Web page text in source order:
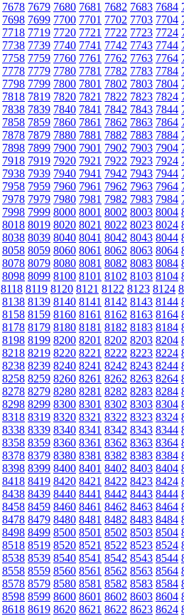
7678 7679 7680 7681 7682 7683 7684
7698 7699 7700 7701 7702 7703 7704
7718 7719 7720 7721 7722 7723 7724
7738 7739 7740 7741 7742 7743 7744
7758 7759 7760 7761 7762 7763 7764
7778 7779 7780 7781 7782 7783 7784
7798 7799 7800 7801 7802 7803 7804
7818 7819 7820 7821 7822 7823 7824
7838 7839 7840 7841 7842 7843 7844
7858 7859 7860 7861 7862 7863 7864
7878 7879 7880 7881 7882 7883 7884
7898 7899 7900 7901 7902 7903 7904
7918 7919 7920 7921 7922 7923 7924
7938 7939 7940 7941 7942 7943 7944
7958 7959 7960 7961 7962 7963 7964
7978 7979 7980 7981 7982 7983 7984
7998 7999 8000 8001 8002 8003 8004
8018 8019 8020 8021 8022 8023 8024
8038 8039 8040 8041 8042 8043 8044
8058 8059 8060 8061 8062 8063 8064
8078 8079 8080 8081 8082 8083 8084
8098 8099 8100 8101 8102 8103 8104
8118 8119 8120 8121 8122 8123 8124
8138 8139 8140 8141 8142 8143 8144
8158 8159 8160 8161 8162 8163 8164
8178 8179 8180 8181 8182 8183 8184
8198 8199 8200 8201 8202 8203 8204
8218 8219 8220 8221 8222 8223 8224
8238 8239 8240 8241 8242 8243 8244
8258 8259 8260 8261 8262 8263 8264
8278 8279 8280 8281 8282 8283 8284
8298 8299 8300 8301 8302 8303 8304
8318 8319 8320 8321 8322 8323 8324
8338 8339 8340 8341 8342 8343 8344
8358 8359 8360 8361 8362 8363 8364
8378 8379 8380 8381 8382 8383 8384
8398 8399 8400 8401 8402 8403 8404
8418 8419 8420 8421 8422 8423 8424
8438 8439 8440 8441 8442 8443 8444
8458 8459 8460 8461 8462 8463 8464
8478 8479 8480 8481 8482 8483 8484
8498 8499 8500 8501 8502 8503 8504
8518 8519 8520 8521 8522 8523 8524
8538 8539 8540 8541 8542 8543 8544
8558 8559 8560 8561 8562 8563 8564
8578 8579 8580 8581 8582 8583 8584
8598 8599 8600 8601 8602 8603 8604
8618 8619 8620 8621 8622 8623 8624